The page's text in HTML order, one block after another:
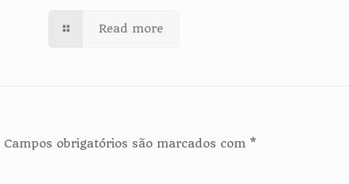
Read more
Campos obrigatórios são marcados com *